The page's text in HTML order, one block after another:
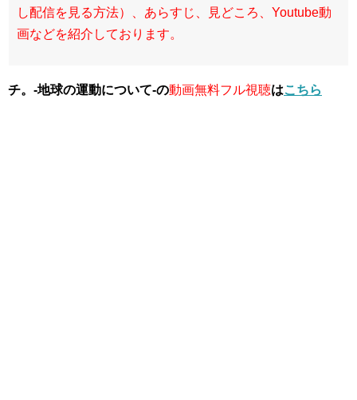
し配信を見る方法）、あらすじ、見どころ、Youtube動
画などを紹介しております。
チ。-地球の運動について-の動画無料フル視聴はこちら